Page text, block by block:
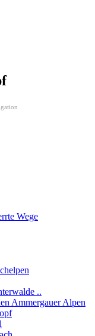
Wege
..
Ammergauer Alpen